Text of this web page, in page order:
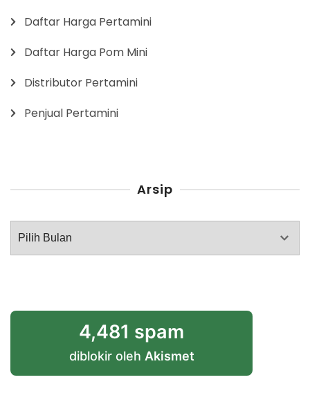
Daftar Harga Pertamini
Daftar Harga Pom Mini
Distributor Pertamini
Penjual Pertamini
Arsip
Arsip
4,481 spam
diblokir oleh Akismet